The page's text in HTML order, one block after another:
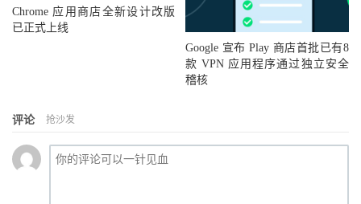
Chrome 应用商店全新设计改版
已正式上线
Google 宣布 Play 商店首批已有8
款 VPN 应用程序通过独立安全
稽核
评论 抢沙发